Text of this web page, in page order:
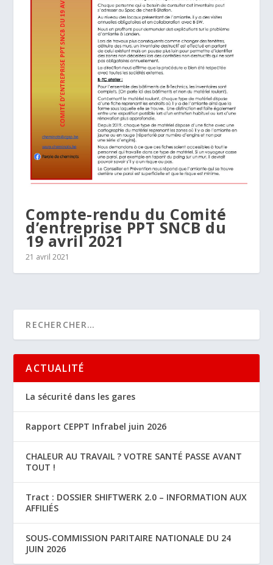
Compte-rendu du Comité
d’entreprise PPT SNCB du
19 avril 2021
21 avril 2021
ACTUALITÉ
La sécurité dans les gares
Rapport CEPPT Infrabel juin 2026
CHALEUR AU TRAVAIL ? VOTRE SANTÉ PASSE AVANT
TOUT !
Tract : DOSSIER SHIFTWERK 2.0 – INFORMATION AUX
AFFILIÉS
SOUS-COMMISSION PARITAIRE NATIONALE DU 24
JUIN 2026